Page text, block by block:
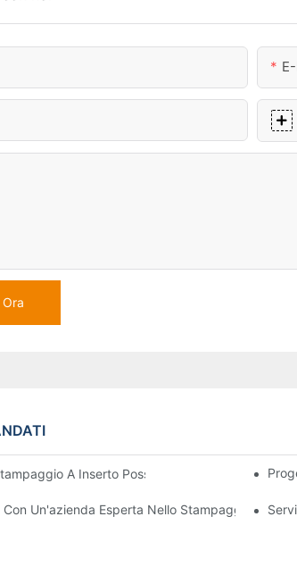
A Inserto Possono Gestire Requisiti Di
Un'azienda Esperta Nello Stampaggio A